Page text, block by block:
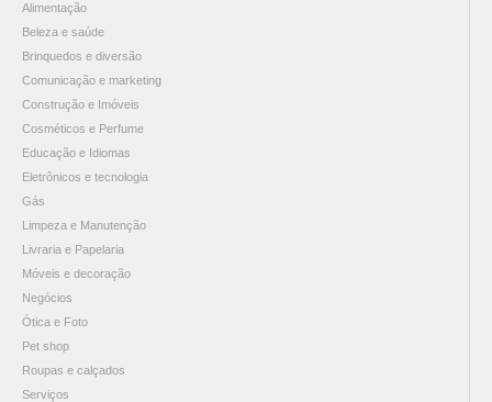
Alimentação
Beleza e saúde
Brinquedos e diversão
Comunicação e marketing
Construção e Imóveis
Cosméticos e Perfume
Educação e Idiomas
Eletrônicos e tecnologia
Gás
Limpeza e Manutenção
Livraria e Papelaria
Móveis e decoração
Negócios
Ótica e Foto
Pet shop
Roupas e calçados
Serviços